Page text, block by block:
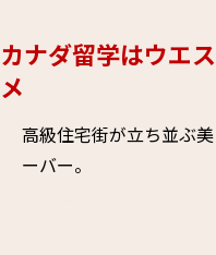
カナダ留学はウエ
メ
高級住宅街が立ち並ぶ
ーバー。